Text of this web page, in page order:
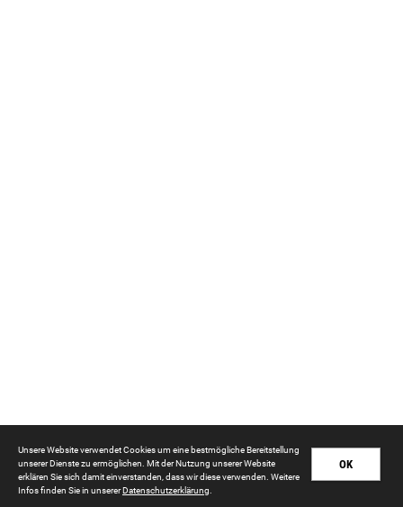
OK
Unsere Website verwendet Cookies um eine bestmögliche Bereitstellung
unserer Dienste zu ermöglichen. Mit der Nutzung unserer Website
erklären Sie sich damit einverstanden, dass wir diese verwenden. Weitere
Infos finden Sie in unsererDatenschutzerklärung